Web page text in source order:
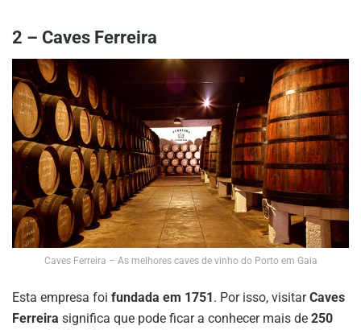
2 – Caves Ferreira
Caves Ferreira – As melhores caves de vinho do Porto em Gaia
Esta empresa foi fundada em 1751. Por isso, visitarCaves
Ferreira significa que pode ficar a conhecer mais de 250